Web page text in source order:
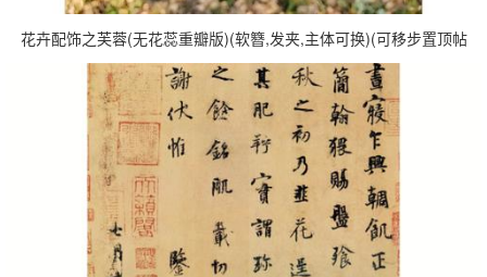
花卉配饰之芙蓉(无花蕊重瓣版)(软簪,发夹,主体可换)(可移步置顶帖